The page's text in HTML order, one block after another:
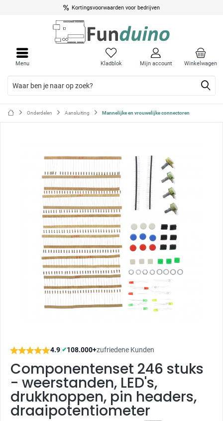
Kortingsvoorwaarden voor bedrijven
Winkelwagen
Kladblok Mijn account
Menu
Onderdelen Aansluiting Mannelijke en vrouwelijke connectoren
4.9|✔108.000+zufriedene Kunden
Componentenset 246 stuks
- weerstanden, LED's,
drukknoppen, pin headers,
draaipotentiometer